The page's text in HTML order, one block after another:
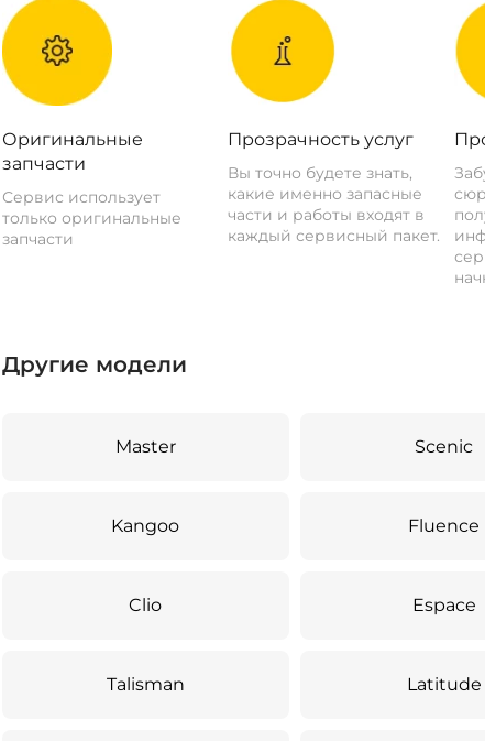
Оригинальные
запчасти
Сервис использует
только оригинальные
запчасти
Прозрачность услуг
Вы точно будете знать,
какие именно запасные
части и работы входят в
каждый сервисный пакет.
Другие модели
Master Scenic
Kangoo Fluence
Clio Espace
Talisman Latitude